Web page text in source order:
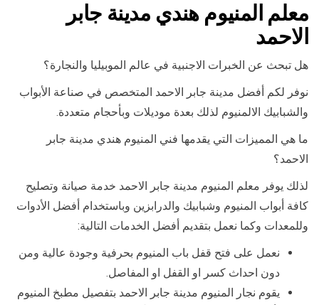
معلم المنيوم هندي مدينة جابر
الاحمد
هل تبحث عن الخبرات الاجنبية في عالم الموبيليا والنجارة؟
نوفر لكم أفضل مدينة جابر الاحمد المتخصص في صناعة الأبواب
والشبابيك الالمنيوم لذلك بعدة موديلات وبأحجام متعددة.
ما هي المميزات التي يقدمها فني المنيوم هندي مدينة جابر
الاحمد؟
لذلك يوفر معلم المنيوم مدينة جابر الاحمد خدمة صيانة وتصليح
كافة أبواب المنيوم وشبابيك والدرابزين وباستخدام أفضل الأدوات
وللمعدات وكما نعمل بتقديم أفضل الخدمات التالية:
نعمل على فتح قفل باب المنيوم بحرفية وجودة عالية ومن
دون احداث كسر او القفل او المفاصل.
يقوم نجار المنيوم مدينة جابر الاحمد بتفصيل مطبخ المنيوم